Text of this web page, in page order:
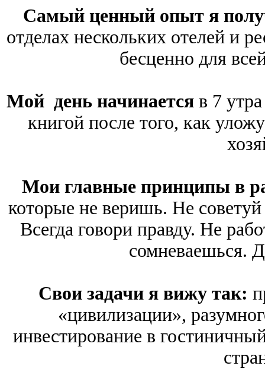
Самый ценный опыт я
отделах нескольких отелей и
бесценно для
Мой день начинаетсяв 7 утра
книгой после того, как
Мои главные принципы в
которые не веришь. Не советуй
Всегда говори правду. Не
сомневаешься.
Свои задачи я вижу так:
«цивилизации»,
инвестирование в